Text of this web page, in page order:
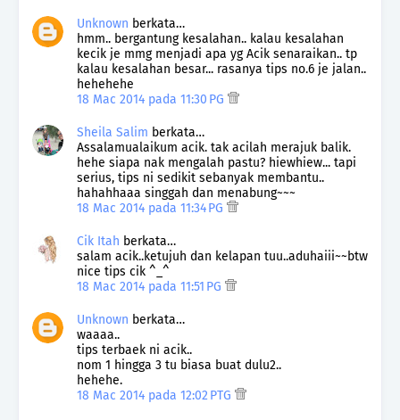
Unknown berkata…
hmm.. bergantung kesalahan.. kalau kesalahan
kecik je mmg menjadi apa yg Acik senaraikan.. tp
kalau kesalahan besar... rasanya tips no.6 je jalan..
hehehehe
18 Mac 2014 pada 11:30 PG
Sheila Salim berkata…
Assalamualaikum acik. tak acilah merajuk balik.
hehe siapa nak mengalah pastu? hiewhiew... tapi
serius, tips ni sedikit sebanyak membantu..
hahahhaaa singgah dan menabung~~~
18 Mac 2014 pada 11:34 PG
Cik Itah berkata…
salam acik..ketujuh dan kelapan tuu..aduhaiii~~btw
nice tips cik ^_^
18 Mac 2014 pada 11:51 PG
Unknown berkata…
waaaa..
tips terbaek ni acik..
nom 1 hingga 3 tu biasa buat dulu2..
hehehe.
18 Mac 2014 pada 12:02 PTG